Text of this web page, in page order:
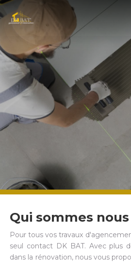
Qui sommes nous
Pour tous vos travaux
seul contact DK BAT. Avec plus
dans la rénovation, nous vous